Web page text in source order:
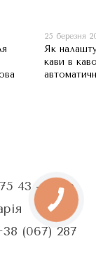
25 березня
Як
кави в
43 - Анна
(067) 287